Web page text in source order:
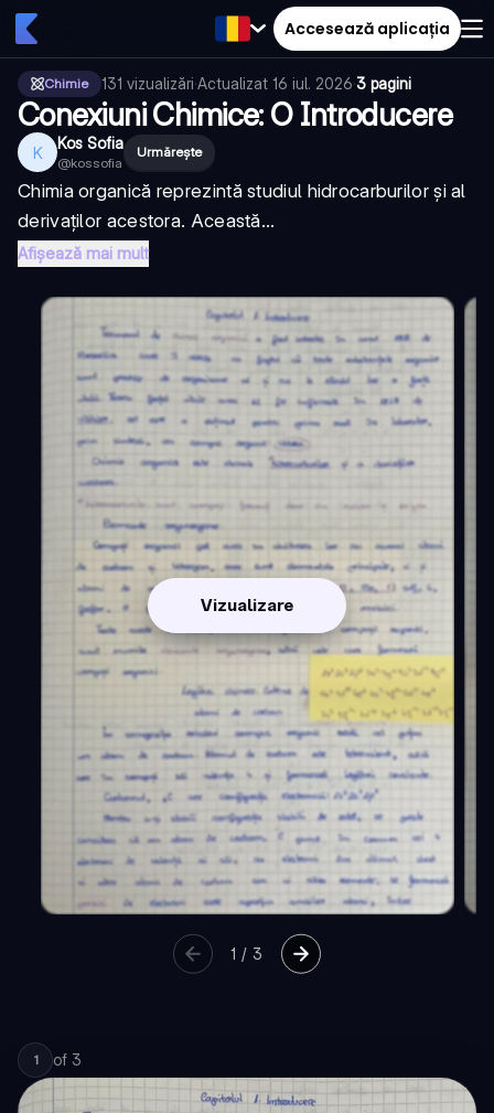
Accesează aplicația
Chimie 131 vizualizări·Actualizat 16 iul. 2026·3 pagini
Conexiuni Chimice: O Introducere
K Kos Sofia
@kossofia
Urmărește
Chimia organică reprezintă studiul hidrocarburilor și al
derivaților acestora. Această...
Afișează mai mult
Vizualizare
1 / 3
1 of 3